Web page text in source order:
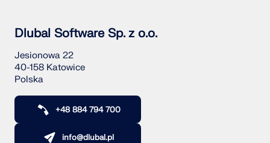
Dlubal Software Sp. z o.o.
Jesionowa 22
40-158 Katowice
Polska
+48 884 794 700
info@dlubal.pl